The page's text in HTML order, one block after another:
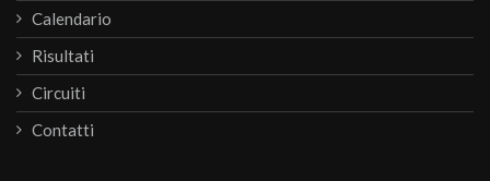
Calendario
Risultati
Circuiti
Contatti